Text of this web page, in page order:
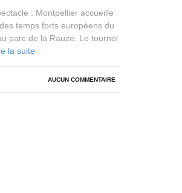
: Montpellier accueille
temps forts européens du
parc de la Rauze. Le tournoi
la suite
AUCUN COMMENTAIRE